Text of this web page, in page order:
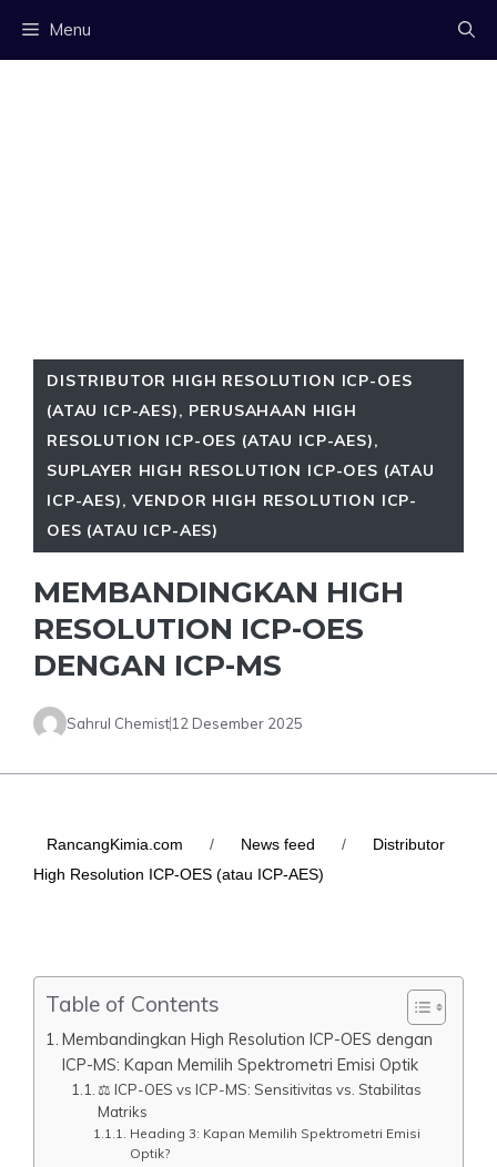
Menu
DISTRIBUTOR HIGH RESOLUTION ICP-OES
(ATAU ICP-AES), PERUSAHAAN HIGH
RESOLUTION ICP-OES (ATAU ICP-AES),
SUPLAYER HIGH RESOLUTION ICP-OES (ATAU
ICP-AES),VENDOR HIGH RESOLUTION ICP-
OES (ATAU ICP-AES)
MEMBANDINGKAN HIGH
RESOLUTION ICP-OES
DENGAN ICP-MS
Sahrul Chemist12 Desember 2025
RancangKimia.com / News feed /
Distributor
High Resolution ICP-OES (atau ICP-AES)
Table of Contents
Membandingkan High Resolution ICP-OES dengan
ICP-MS: Kapan Memilih Spektrometri Emisi Optik
⚖️ ICP-OES vs ICP-MS: Sensitivitas vs. Stabilitas
Matriks
Heading 3: Kapan Memilih Spektrometri Emisi
Optik?